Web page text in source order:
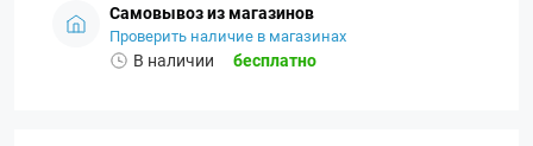
Самовывоз из магазинов
Проверить наличие в магазинах
В наличии бесплатно